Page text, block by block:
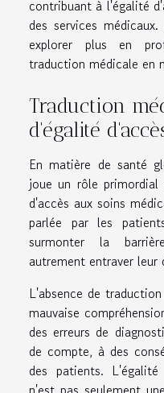
contribuant à l'égalité
des services
explorer plus en
traduction médicale en
Traduction
d'égalité
En matière de santé
joue un rôle
d'accès aux soins
parlée par les
surmonter la
autrement entraver
L'absence de
mauvaise
des erreurs de
de compte, à des
des patients.